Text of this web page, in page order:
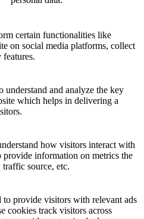
certain functionalities like
on social media platforms, collect
understand and analyze the key
which helps in delivering a
how visitors interact with
provide information on metrics the
source, etc.
to provide visitors with relevant ads
cookies track visitors across